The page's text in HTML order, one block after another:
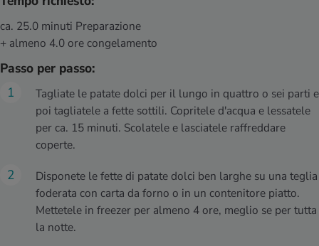
ca. 25.0 minuti Preparazione
+ almeno 4.0 ore congelamento
Passo per passo:
Tagliate le patate dolci per il lungo in quattro o sei parti e
poi tagliatele a fette sottili. Copritele d'acqua e lessatele
per ca. 15 minuti. Scolatele e lasciatele raffreddare
coperte.
Disponete le fette di patate dolci ben larghe su una teglia
foderata con carta da forno o in un contenitore piatto.
Mettetele in freezer per almeno 4 ore, meglio se per tutta
la notte.